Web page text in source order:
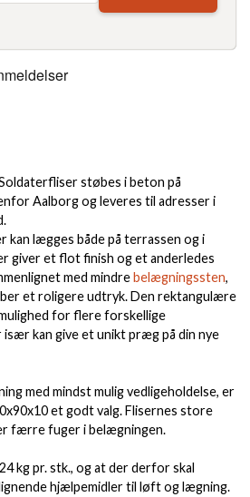
støbes i beton på
Aalborg og leveres til adresser i
kan lægges både på terrassen og i
giver et flot finish og et anderledes
med mindrebelægningssten,
et roligere udtryk. Den rektangulære
for flere forskellige
kan give et unikt præg på din nye
med mindst mulig vedligeholdelse, er
et godt valg. Flisernes store
færre fuger i belægningen.
kg pr. stk., og at der derfor skal
hjælpemidler til løft og lægning.